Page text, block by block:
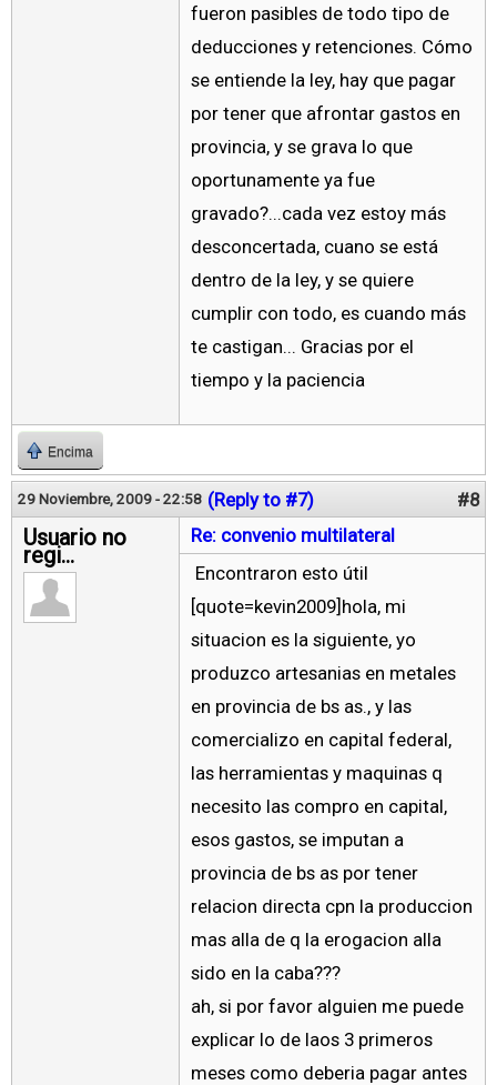
fueron pasibles de todo tipo de
deducciones y retenciones. Cómo
se entiende la ley, hay que pagar
por tener que afrontar gastos en
provincia, y se grava lo que
oportunamente ya fue
gravado?...cada vez estoy más
desconcertada, cuano se está
dentro de la ley, y se quiere
cumplir con todo, es cuando más
te castigan... Gracias por el
tiempo y la paciencia
Encima
29 Noviembre, 2009 - 22:58 (Reply to #7) #8
Usuario no
regi...
Re: convenio multilateral
Encontraron esto útil
[quote=kevin2009]hola, mi
situacion es la siguiente, yo
produzco artesanias en metales
en provincia de bs as., y las
comercializo en capital federal,
las herramientas y maquinas q
necesito las compro en capital,
esos gastos, se imputan a
provincia de bs as por tener
relacion directa cpn la produccion
mas alla de q la erogacion alla
sido en la caba???
ah, si por favor alguien me puede
explicar lo de laos 3 primeros
meses como deberia pagar antes